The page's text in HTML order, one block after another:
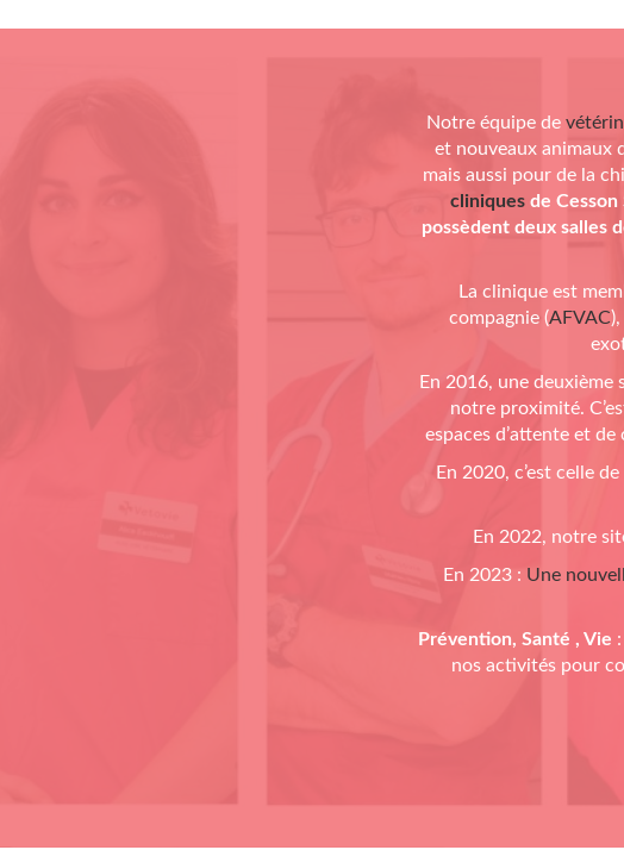
Notre équipe de
et nouveaux animaux
mais aussi pour de la
cliniquesde Cesson
possèdent deux salles
La clinique est
compagnie (AFVAC
En 2016, une
notre proximité.
espaces d’attente et
En 2020, c’est celle
En 2022, notre
En 2023 : Une
Prévention, Santé , Vie
nos activités pour